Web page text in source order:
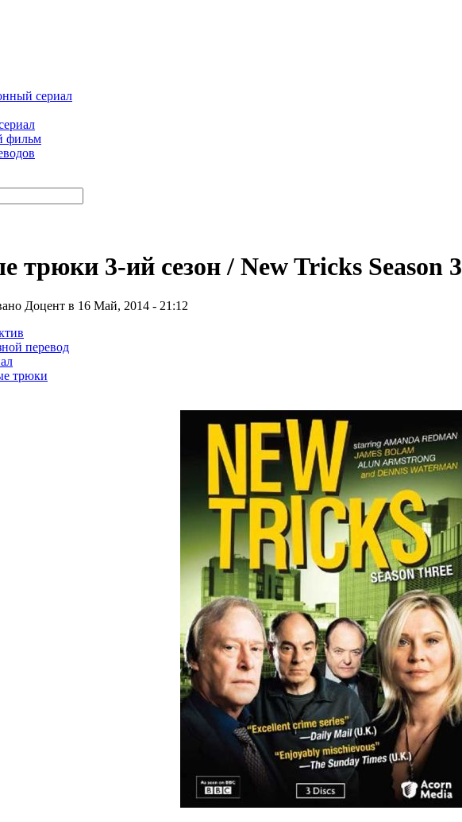
сериал
фильм
трюки 3-ий сезон / New Tricks Season 3
Доцент в 16 Май, 2014 - 21:12
перевод
трюки